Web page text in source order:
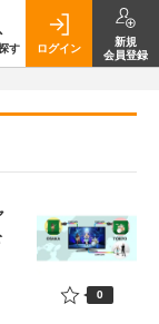
す ログイン
新規
会員登録
0